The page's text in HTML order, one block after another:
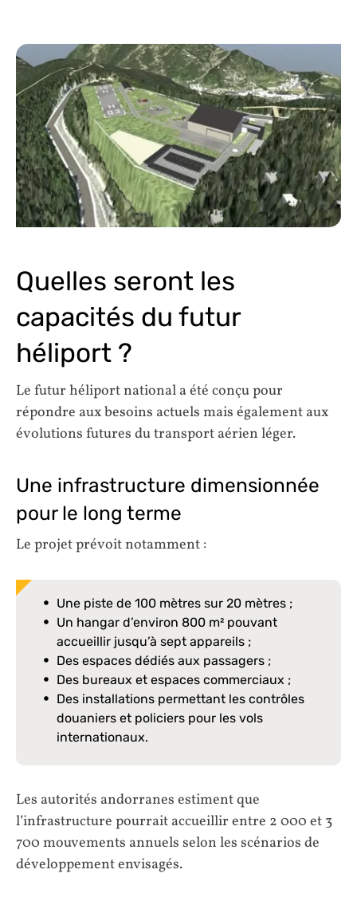
Quelles seront les
capacités du futur
héliport ?
Le futur héliport national a été conçu pour
répondre aux besoins actuels mais également aux
évolutions futures du transport aérien léger.
Une infrastructure dimensionnée
pour le long terme
Le projet prévoit notamment :
Une piste de 100 mètres sur 20 mètres ;
Un hangar d’environ 800 m² pouvant
accueillir jusqu’à sept appareils ;
Des espaces dédiés aux passagers ;
Des bureaux et espaces commerciaux ;
Des installations permettant les contrôles
douaniers et policiers pour les vols
internationaux.
Les autorités andorranes estiment que
l’infrastructure pourrait accueillir entre 2 000 et 3
700 mouvements annuels selon les scénarios de
développement envisagés.